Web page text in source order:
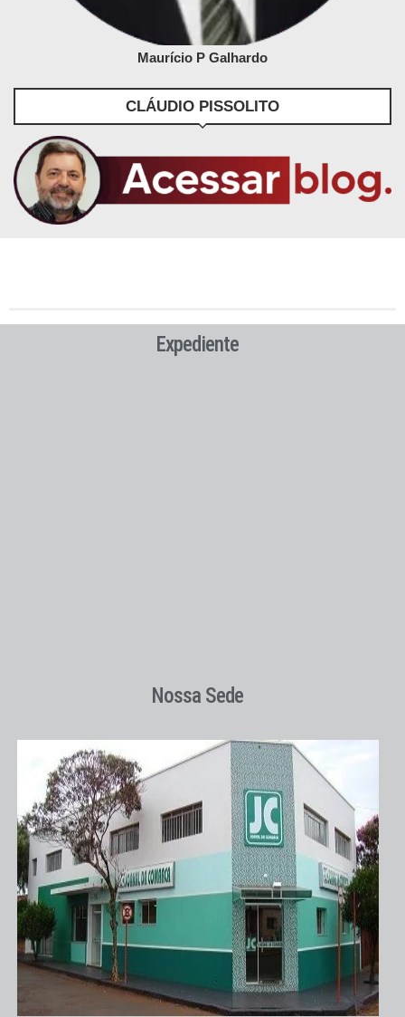
Maurício P Galhardo
CLÁUDIO PISSOLITO
Expediente
Nossa Sede